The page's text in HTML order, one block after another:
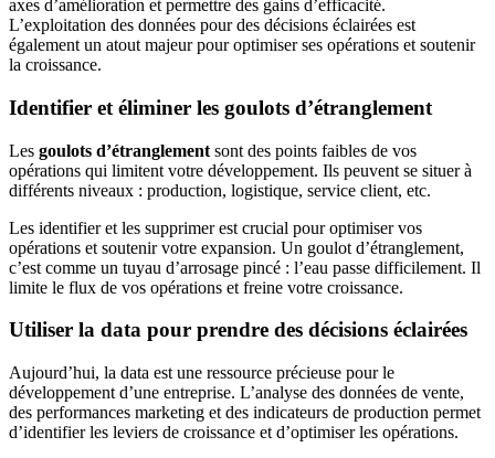
axes d’amélioration et permettre des gains d’efficacité.
L’exploitation des données pour des décisions éclairées est
également un atout majeur pour optimiser ses opérations et soutenir
la croissance.
Identifier et éliminer les goulots d’étranglement
Les goulots d’étranglement sont des points faibles de vos
opérations qui limitent votre développement. Ils peuvent se situer à
différents niveaux : production, logistique, service client, etc.
Les identifier et les supprimer est crucial pour optimiser vos
opérations et soutenir votre expansion. Un goulot d’étranglement,
c’est comme un tuyau d’arrosage pincé : l’eau passe difficilement. Il
limite le flux de vos opérations et freine votre croissance.
Utiliser la data pour prendre des décisions éclairées
Aujourd’hui, la data est une ressource précieuse pour le
développement d’une entreprise. L’analyse des données de vente,
des performances marketing et des indicateurs de production permet
d’identifier les leviers de croissance et d’optimiser les opérations.